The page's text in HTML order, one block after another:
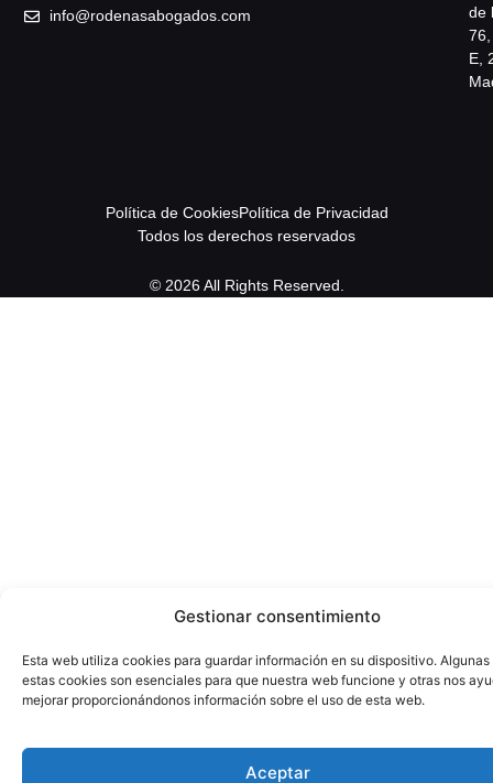
Gestionar consentimiento
Esta web utiliza cookies para guardar información en su dispositivo. Algunas
estas cookies son esenciales para que nuestra web funcione y otras nos
mejorar proporcionándonos información sobre el uso de esta web.
Aceptar
de
E,
info@rodenasabogados.com
Política de CookiesPolítica de Privacidad
Todos los derechos reservados
© 2026 All Rights Reserved.